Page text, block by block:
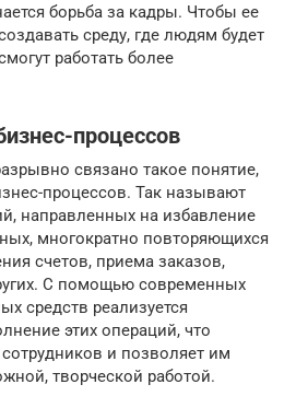
борьба за кадры. Чтобы ее
среду, где людям будет
работать более
процессов
связано такое понятие,
процессов. Так называют
направленных на избавление
многократно повторяющихся
счетов, приема заказов,
С помощью современных
средств реализуется
этих операций, что
и позволяет им
творческой работой.